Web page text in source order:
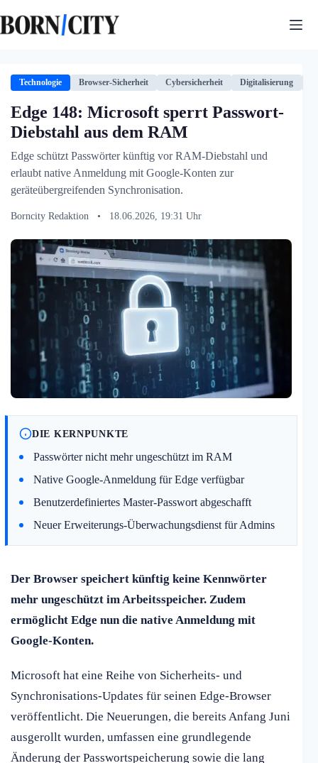
Inhalt
springen
Technologie Browser-Sicherheit Cybersicherheit Digitalisierung
Edge 148: Microsoft sperrt Passwort-
Diebstahl aus dem RAM
Edge schützt Passwörter künftig vor RAM-Diebstahl und
erlaubt native Anmeldung mit Google-Konten zur
geräteübergreifenden Synchronisation.
Borncity Redaktion • 18.06.2026, 19:31 Uhr
DIE KERNPUNKTE
Passwörter nicht mehr ungeschützt im RAM
Native Google-Anmeldung für Edge verfügbar
Benutzerdefiniertes Master-Passwort abgeschafft
Neuer Erweiterungs-Überwachungsdienst für Admins
Der Browser speichert künftig keine Kennwörter
mehr ungeschützt im Arbeitsspeicher. Zudem
ermöglicht Edge nun die native Anmeldung mit
Google-Konten.
Microsoft hat eine Reihe von Sicherheits- und
Synchronisations-Updates für seinen Edge-Browser
veröffentlicht. Die Neuerungen, die bereits Anfang Juni
ausgerollt wurden, umfassen eine grundlegende
Änderung der Passwortspeicherung sowie die lang